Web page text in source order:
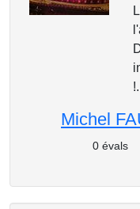
Michel
0 évals